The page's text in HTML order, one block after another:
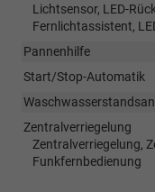
Lichtsensor, LED-
Fernlichtassistent,
Pannenhilfe
Start/Stop-Automatik
Zentralverriegelung
Zentralverriegelung,
Funkfernbedienung